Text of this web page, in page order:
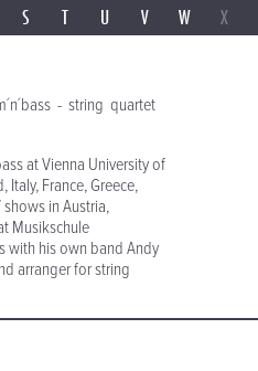
S T U V W X
- string quartet
at Vienna University of
Italy, France, Greece,
in Austria,
Musikschule
with his own band Andy
arranger for string